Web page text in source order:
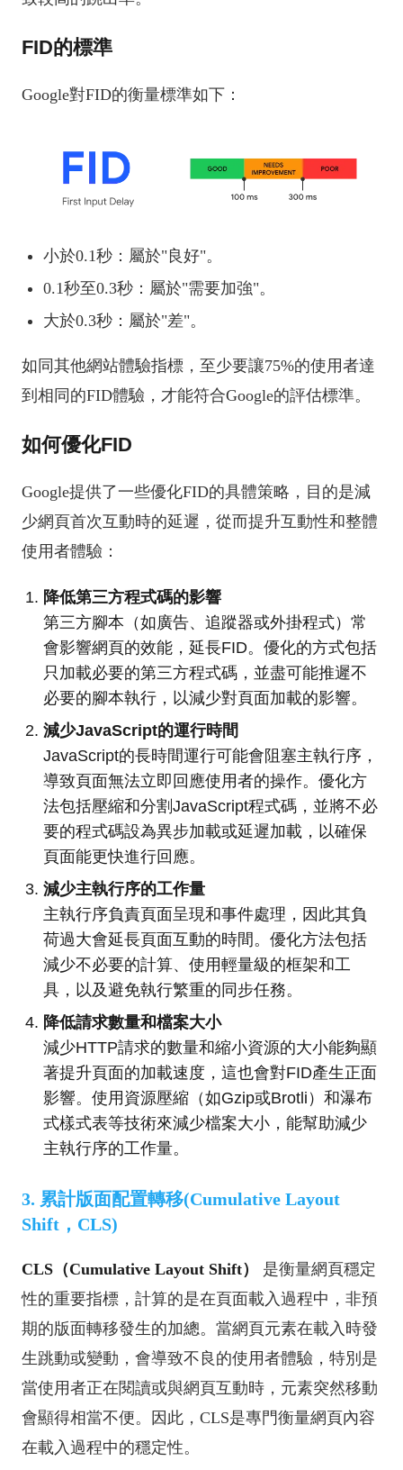
FID的標準
Google對FID的衡量標準如下：
小於0.1秒：屬於"良好"。
0.1秒至0.3秒：屬於"需要加強"。
大於0.3秒：屬於"差"。
如同其他網站體驗指標，至少要讓75%的使用者達
到相同的FID體驗，才能符合Google的評估標準。
如何優化FID
Google提供了一些優化FID的具體策略，目的是減
少網頁首次互動時的延遲，從而提升互動性和整體
使用者體驗：
降低第三方程式碼的影響
第三方腳本（如廣告、追蹤器或外掛程式）常
會影響網頁的效能，延長FID。優化的方式包括
只加載必要的第三方程式碼，並盡可能推遲不
必要的腳本執行，以減少對頁面加載的影響。
減少JavaScript的運行時間
JavaScript的長時間運行可能會阻塞主執行序，
導致頁面無法立即回應使用者的操作。優化方
法包括壓縮和分割JavaScript程式碼，並將不必
要的程式碼設為異步加載或延遲加載，以確保
頁面能更快進行回應。
減少主執行序的工作量
主執行序負責頁面呈現和事件處理，因此其負
荷過大會延長頁面互動的時間。優化方法包括
減少不必要的計算、使用輕量級的框架和工
具，以及避免執行繁重的同步任務。
降低請求數量和檔案大小
減少HTTP請求的數量和縮小資源的大小能夠顯
著提升頁面的加載速度，這也會對FID產生正面
影響。使用資源壓縮（如Gzip或Brotli）和瀑布
式樣式表等技術來減少檔案大小，能幫助減少
主執行序的工作量。
3. 累計版面配置轉移(Cumulative Layout
Shift，CLS)
CLS（Cumulative Layout Shift）
是衡量網頁穩定
性的重要指標，計算的是在頁面載入過程中，非預
期的版面轉移發生的加總。當網頁元素在載入時發
生跳動或變動，會導致不良的使用者體驗，特別是
當使用者正在閱讀或與網頁互動時，元素突然移動
會顯得相當不便。因此，CLS是專門衡量網頁內容
在載入過程中的穩定性。